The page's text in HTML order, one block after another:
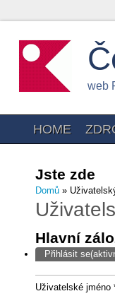
web
HOME
Jste zde
Domů »
Hlavní
Přihlásit se
Uživatelské jméno